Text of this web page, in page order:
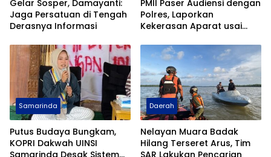
Gelar Sosper, Damayanti:
Jaga Persatuan di Tengah
Derasnya Informasi
PMII Paser Audiensi dengan
Polres, Laporkan
Kekerasan Aparat usai
Kaltim
Samarinda
Putus Budaya Bungkam,
KOPRI Dakwah UINSI
Daerah
Nelayan Muara Badak
Hilang Terseret Arus, Tim